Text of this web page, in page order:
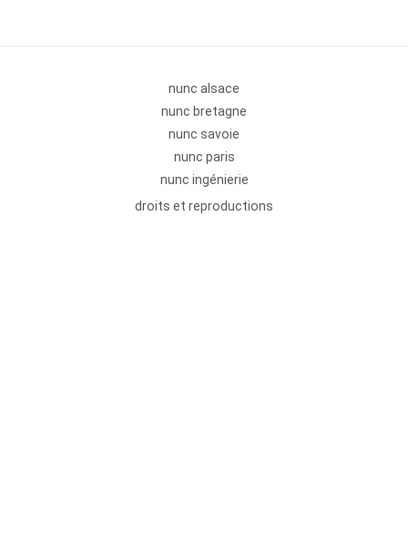
nunc alsace
nunc bretagne
nunc savoie
nunc paris
nunc ingénierie
droits et reproductions